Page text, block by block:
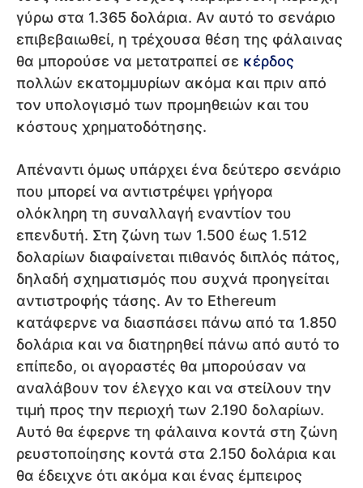
γύρω στα 1.365 δολάρια. Αν αυτό το σενάριο
επιβεβαιωθεί, η τρέχουσα θέση της φάλαινας
θα μπορούσε να μετατραπεί σε κέρδος
πολλών εκατομμυρίων ακόμα και πριν από
τον υπολογισμό των προμηθειών και του
κόστους χρηματοδότησης.
Απέναντι όμως υπάρχει ένα δεύτερο σενάριο
που μπορεί να αντιστρέψει γρήγορα
ολόκληρη τη συναλλαγή εναντίον του
επενδυτή. Στη ζώνη των 1.500 έως 1.512
δολαρίων διαφαίνεται πιθανός διπλός πάτος,
δηλαδή σχηματισμός που συχνά προηγείται
αντιστροφής τάσης. Αν το Ethereum
κατάφερνε να διασπάσει πάνω από τα 1.850
δολάρια και να διατηρηθεί πάνω από αυτό το
επίπεδο, οι αγοραστές θα μπορούσαν να
αναλάβουν τον έλεγχο και να στείλουν την
τιμή προς την περιοχή των 2.190 δολαρίων.
Αυτό θα έφερνε τη φάλαινα κοντά στη ζώνη
ρευστοποίησης κοντά στα 2.150 δολάρια και
θα έδειχνε ότι ακόμα και ένας έμπειρος